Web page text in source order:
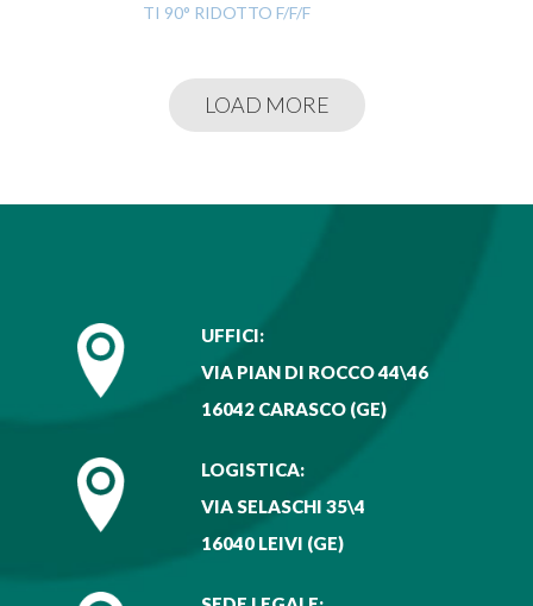
TI 90° RIDOTTO F/F/F
LOAD MORE
UFFICI:
VIA PIAN DI ROCCO 44\46
16042 CARASCO (GE)
LOGISTICA:
VIA SELASCHI 35\4
16040 LEIVI (GE)